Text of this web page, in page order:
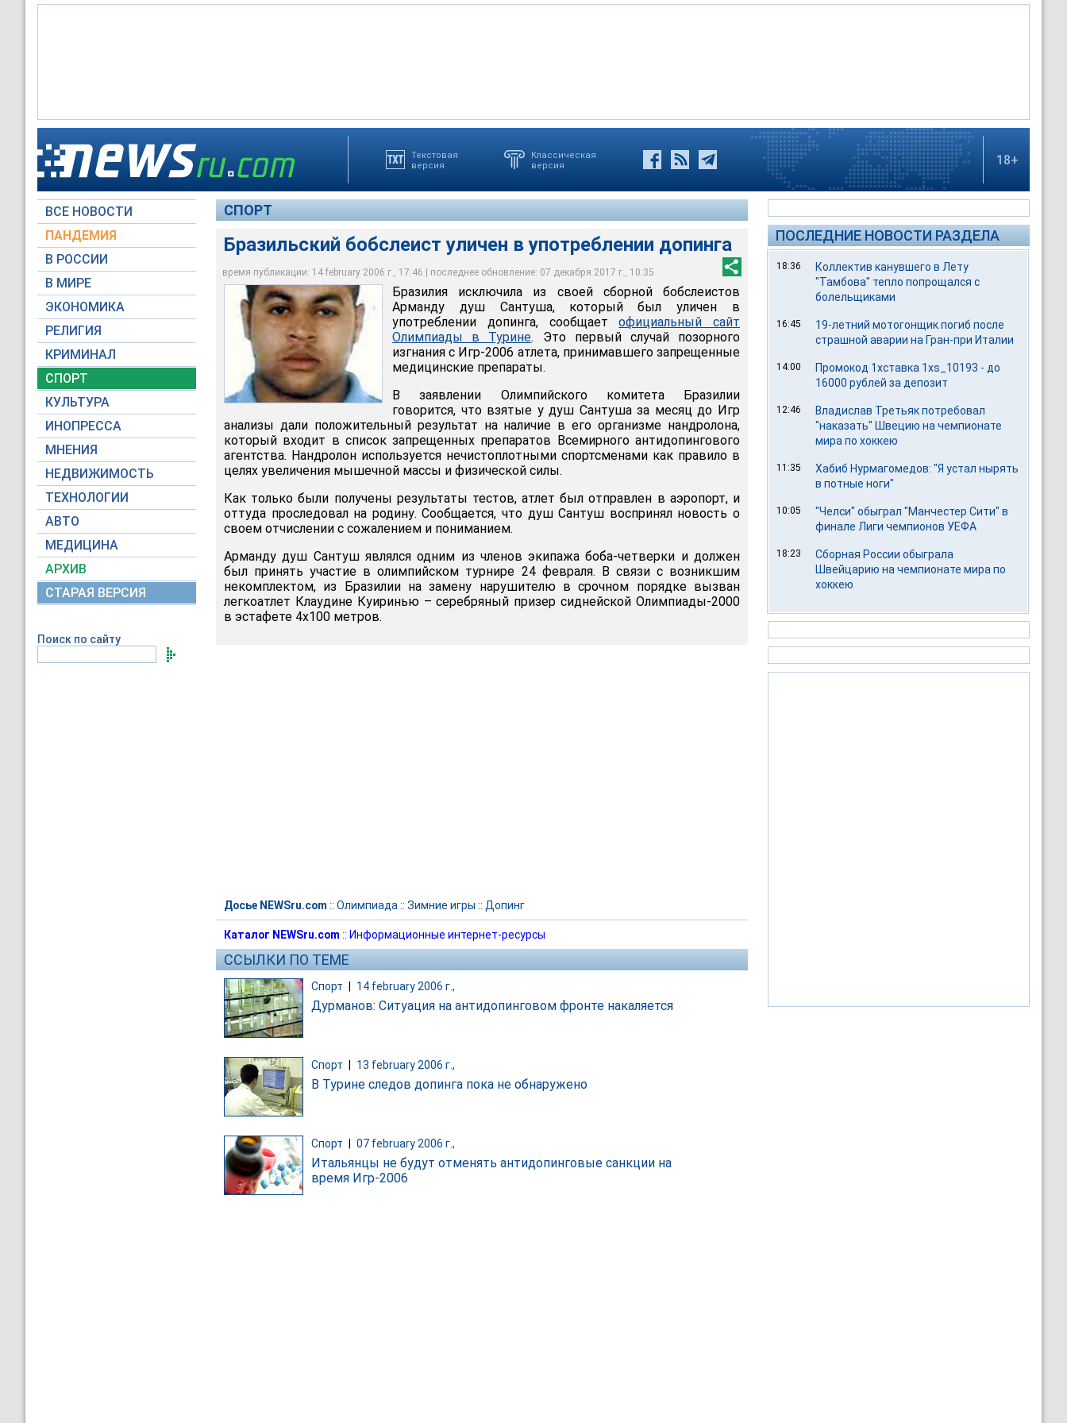
Текстовая
версия
Классическая
версия
18+
ВСЕ НОВОСТИ
ПАНДЕМИЯ
В РОССИИ
В МИРЕ
ЭКОНОМИКА
РЕЛИГИЯ
КРИМИНАЛ
СПОРТ
КУЛЬТУРА
ИНОПРЕССА
МНЕНИЯ
НЕДВИЖИМОСТЬ
ТЕХНОЛОГИИ
АВТО
МЕДИЦИНА
АРХИВ
СТАРАЯ ВЕРСИЯ
Поиск по сайту
СПОРТ
Бразильский бобслеист уличен в употреблении допинга
время публикации: 14 february 2006 г., 17:46 | последнее обновление: 07 декабря 2017 г., 10:35
Бразильский бобслеист уличен в употреблении допинга
Torino 2006
Бразилия исключила из своей сборной бобслеистов
Арманду душ Сантуша, который был уличен в
употреблении допинга, сообщаетофициальный сайт
Олимпиады в Турине. Это первый случай позорного
изгнания с Игр-2006 атлета, принимавшего запрещенные
медицинские препараты.
В заявлении Олимпийского комитета Бразилии
говорится, что взятые у душ Сантуша за месяц до Игр
анализы дали положительный результат на наличие в его организме нандролона,
который входит в список запрещенных препаратов Всемирного антидопингового
агентства. Нандролон используется нечистоплотными спортсменами как правило в
целях увеличения мышечной массы и физической силы.
Как только были получены результаты тестов, атлет был отправлен в аэропорт, и
оттуда проследовал на родину. Сообщается, что душ Сантуш воспринял новость о
своем отчислении с сожалением и пониманием.
Арманду душ Сантуш являлся одним из членов экипажа боба-четверки и должен
был принять участие в олимпийском турнире 24 февраля. В связи с возникшим
некомплектом, из Бразилии на замену нарушителю в срочном порядке вызван
легкоатлет Клаудине Куиринью – серебряный призер сиднейской Олимпиады-2000
в эстафете 4x100 метров.
Досье NEWSru.com :: Олимпиада :: Зимние игры :: Допинг
Каталог NEWSru.com :: Информационные интернет-ресурсы
ССЫЛКИ ПО ТЕМЕ
Спорт 14 february 2006 г.,
Дурманов: Ситуация на антидопинговом фронте накаляется
Спорт 13 february 2006 г.,
В Турине следов допинга пока не обнаружено
Спорт 07 february 2006 г.,
Итальянцы не будут отменять антидопинговые санкции на
время Игр-2006
ПОСЛЕДНИЕ НОВОСТИ РАЗДЕЛА
18:36
Коллектив канувшего в Лету
"Тамбова" тепло попрощался с
болельщиками
16:45
19-летний мотогонщик погиб после
страшной аварии на Гран-при Италии
14:00
Промокод 1хставка 1xs_10193 - до
16000 рублей за депозит
12:46
Владислав Третьяк потребовал
"наказать" Швецию на чемпионате
мира по хоккею
11:35
Хабиб Нурмагомедов: "Я устал нырять
в потные ноги"
10:05
"Челси" обыграл "Манчестер Сити" в
финале Лиги чемпионов УЕФА
18:23
Сборная России обыграла
Швейцарию на чемпионате мира по
хоккею